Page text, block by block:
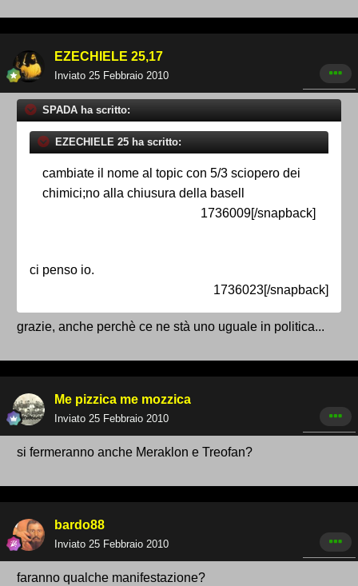
EZECHIELE 25,17
Inviato 25 Febbraio 2010
SPADA ha scritto:
EZECHIELE 25 ha scritto:
cambiate il nome al topic con 5/3 sciopero dei
chimici;no alla chiusura della basell
1736009[/snapback]
ci penso io.
1736023[/snapback]
grazie, anche perchè ce ne stà uno uguale in politica...
Me pizzica me mozzica
Inviato 25 Febbraio 2010
si fermeranno anche Meraklon e Treofan?
bardo88
Inviato 25 Febbraio 2010
faranno qualche manifestazione?